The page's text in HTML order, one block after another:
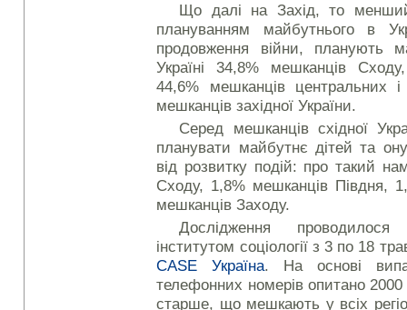
Що далі на Захід, то
плануванням майбутнього в
продовження війни, планують
Україні 34,8% мешканців
44,6% мешканців центральних
мешканців західної України.
Серед мешканців східної
планувати майбутнє дітей та
від розвитку подій: про такий
Сходу, 1,8% мешканців Півдня,
мешканців Заходу.
Дослідження
інститутом соціології з 3 по 18
CASE Україна. На основі
телефонних номерів опитано 2000
старше, що мешкають у всіх